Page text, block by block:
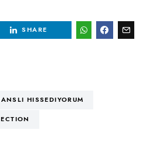
SHARE
HISSEDIYORUM